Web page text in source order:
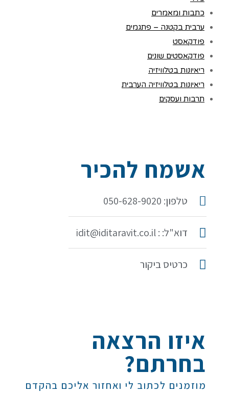
כתבות ומאמרים
ערבית בקטנה – פתגמים
פודקאסט
פודקאסטים שונים
ריאיונות בטלוויזיה
ריאיונות בטלוויזיה הערבית
תרבות ועסקים
איזו הרצאה
בחרתם?
מוזמנים לכתוב לי ואחזור אליכם בהקדם
אשמח להכיר
טלפון: 050-628-9020
דוא"ל: : idit@iditaravit.co.il
כרטיס ביקור